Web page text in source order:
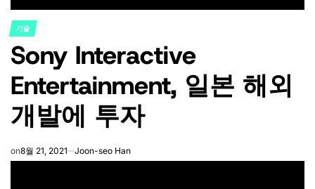
POSTED
IN
기술
Sony Interactive
Entertainment, 일본 해외
개발에 투자
on8월 21, 2021 Joon-seo Han